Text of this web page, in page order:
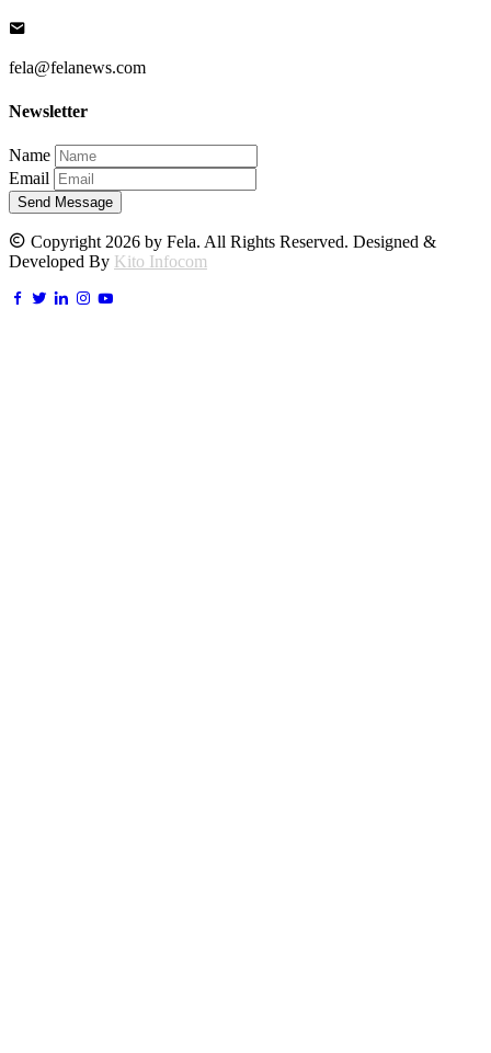
fela@felanews.com
Newsletter
Name
Email
Send Message
Copyright 2026 by Fela. All Rights Reserved. Designed &
Developed By Kito Infocom